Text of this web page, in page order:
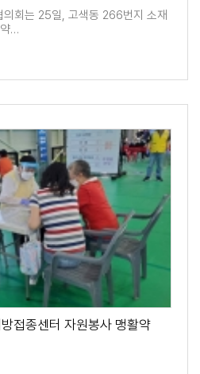
의회는 25일, 고색동 266번지 소재
…
접종센터 자원봉사 맹활약